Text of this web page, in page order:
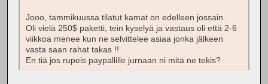
Jooo, tammikuussa tilatut kamat on edelleen jossain.
Oli vielä 250$ paketti, tein kyselyä ja vastaus oli että 2-6
viikkoa menee kun ne selvittelee asiaa jonka jälkeen
vasta saan rahat takas !!
En tiä jos rupeis paypallille jurnaan ni mitä ne tekis?